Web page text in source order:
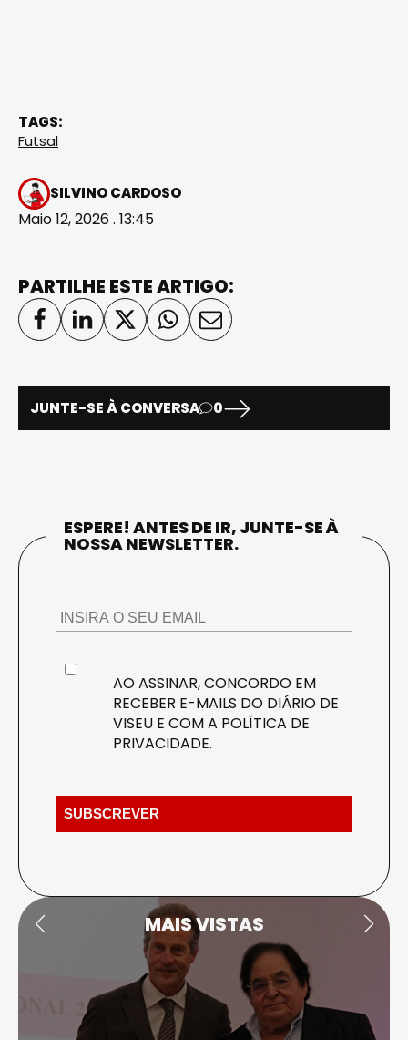
TAGS:
Futsal
SILVINO CARDOSO
Maio 12, 2026 . 13:45
PARTILHE ESTE ARTIGO:
JUNTE-SE À CONVERSA 0
ESPERE! ANTES DE IR, JUNTE-SE À
NOSSA NEWSLETTER.
AO ASSINAR, CONCORDO EM
RECEBER E-MAILS DO DIÁRIO DE
VISEU E COM A POLÍTICA DE
PRIVACIDADE.
MAIS VISTAS